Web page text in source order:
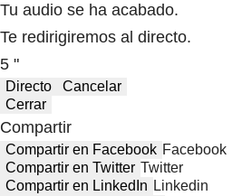
Tu audio se ha acabado.
Te redirigiremos al directo.
5 "
Directo
Cancelar
Cerrar
Compartir
Compartir en Facebook Facebook
Compartir en Twitter Twitter
Compartir en LinkedIn Linkedin